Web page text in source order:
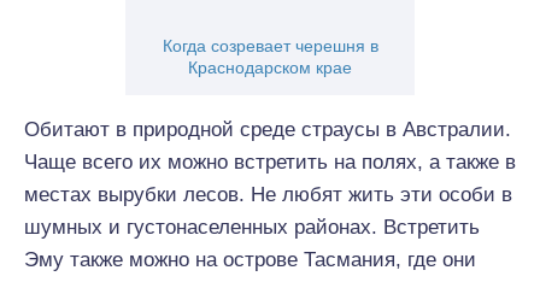
Когда созревает черешня в
Краснодарском крае
Обитают в природной среде страусы в Австралии.
Чаще всего их можно встретить на полях, а также в
местах вырубки лесов. Не любят жить эти особи в
шумных и густонаселенных районах. Встретить
Эму также можно на острове Тасмания, где они